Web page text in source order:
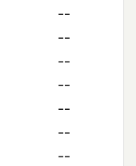
--
--
--
--
--
--
--